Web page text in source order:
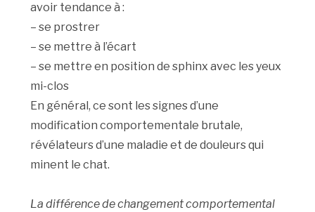
avoir tendance à :
– se prostrer
– se mettre à l’écart
– se mettre en position de sphinx avec les yeux
mi-clos
En général, ce sont les signes d’une
modification comportementale brutale,
révélateurs d’une maladie et de douleurs qui
minent le chat.
La différence de changement comportemental